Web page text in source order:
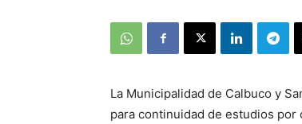
La Municipalidad de Calbuco y
para continuidad de estudios